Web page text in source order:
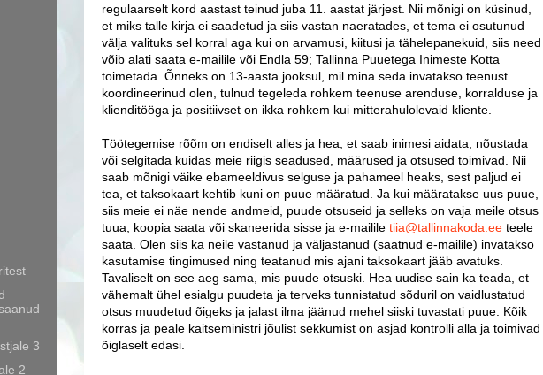
regulaarselt kord aastast teinud juba 11. aastat järjest. Nii mõnigi on küsinud,
et miks talle kirja ei saadetud ja siis vastan naeratades, et tema ei osutunud
välja valituks sel korral aga kui on arvamusi, kiitusi ja tähelepanekuid, siis need
võib alati saata e-mailile või Endla 59; Tallinna Puuetega Inimeste Kotta
toimetada. Õnneks on 13-aasta jooksul, mil mina seda invatakso teenust
koordineerinud olen, tulnud tegeleda rohkem teenuse arenduse, korralduse ja
klienditööga ja positiivset on ikka rohkem kui mitterahulolevaid kliente.
Töötegemise rõõm on endiselt alles ja hea, et saab inimesi aidata, nõustada
või selgitada kuidas meie riigis seadused, määrused ja otsused toimivad. Nii
saab mõnigi väike ebameeldivus selguse ja pahameel heaks, sest paljud ei
tea, et taksokaart kehtib kuni on puue määratud. Ja kui määratakse uus puue,
siis meie ei näe nende andmeid, puude otsuseid ja selleks on vaja meile otsus
tuua, koopia saata või skaneerida sisse ja e-mailile tiia@tallinnakoda.ee teele
saata. Olen siis ka neile vastanud ja väljastanud (saatnud e-mailile) invatakso
kasutamise tingimused ning teatanud mis ajani taksokaart jääb avatuks.
Tavaliselt on see aeg sama, mis puude otsuski. Hea uudise sain ka teada, et
vähemalt ühel esialgu puudeta ja terveks tunnistatud sõduril on vaidlustatud
otsus muudetud õigeks ja jalast ilma jäänud mehel siiski tuvastati puue. Kõik
korras ja peale kaitseministri jõulist sekkumist on asjad kontrolli alla ja toimivad
õiglaselt edasi.
3
2